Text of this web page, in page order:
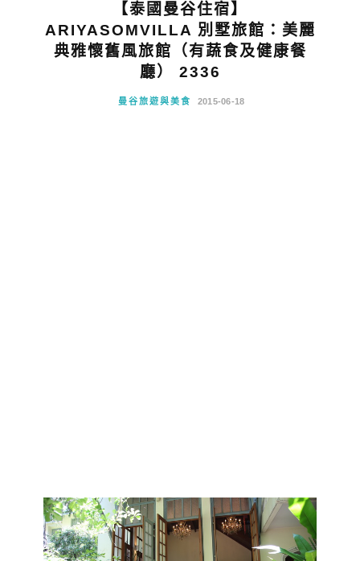
【泰國曼谷住宿】
ARIYASOMVILLA 別墅旅館：美麗
典雅懷舊風旅館（有蔬食及健康餐
廳） 2336
曼谷旅遊與美食 2015-06-18